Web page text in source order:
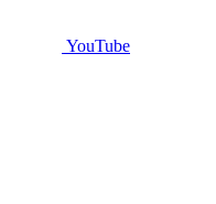
YouTube